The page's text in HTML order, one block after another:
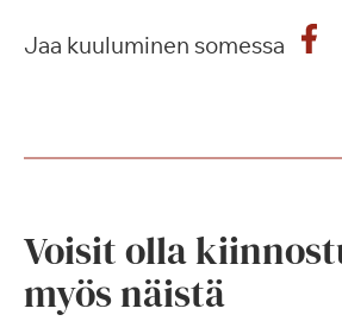
Jaa kuuluminen somessa
Voisit olla
myös näistä